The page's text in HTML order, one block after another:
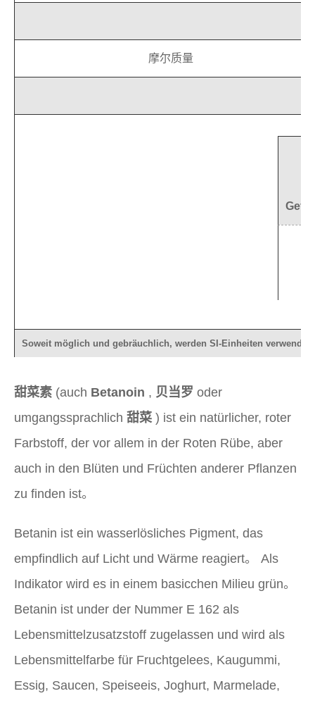
摩尔质量
Soweit möglich und gebräuchlich, werden SI-Einheiten
甜菜素 (auch Betanoin , 贝当罗 oder
umgangssprachlich 甜菜 ) ist ein natürlicher, roter
Farbstoff, der vor allem in der Roten Rübe, aber
auch in den Blüten und Früchten anderer Pflanzen
zu finden ist。
Betanin ist ein wasserlösliches Pigment, das
empfindlich auf Licht und Wärme reagiert。 Als
Indikator wird es in einem basicchen Milieu grün。
Betanin ist under der Nummer E 162 als
Lebensmittelzusatzstoff zugelassen und wird als
Lebensmittelfarbe für Fruchtgelees, Kaugummi,
Essig, Saucen, Speiseeis, Joghurt, Marmelade,